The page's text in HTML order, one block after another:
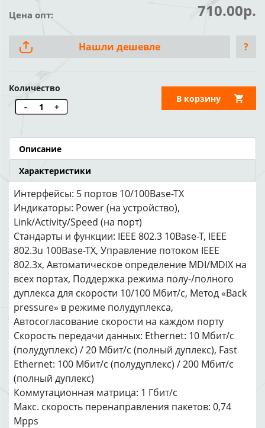
Цена опт: 710.00р.
Нашли дешевле ?
Количество
-
+
В корзину
Описание
Характеристики
Интерфейсы: 5 портов 10/100Base-TX
Индикаторы: Power (на устройство),
Link/Activity/Speed (на порт)
Стандарты и функции: IEEE 802.3 10Base-T, IEEE
802.3u 100Base-TX, Управление потоком IEEE
802.3x, Автоматическое определение MDI/MDIX на
всех портах, Поддержка режима полу-/полного
дуплекса для скорости 10/100 Мбит/с, Метод «Back
pressure» в режиме полудуплекса,
Автосогласование скорости на каждом порту
Скорость передачи данных: Ethernet: 10 Мбит/с
(полудуплекс) / 20 Мбит/с (полный дуплекс), Fast
Ethernet: 100 Мбит/с (полудуплекс) / 200 Мбит/с
(полный дуплекс)
Коммутационная матрица: 1 Гбит/с
Макс. скорость перенаправления пакетов: 0,74
Mpps